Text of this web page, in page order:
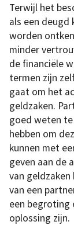
Terwijl het
als een deugd
worden
minder
de financiële
termen zijn
gaat om het
geldzaken.
goed weten
hebben om
kunnen met
geven aan de
van geldzaken
van een
een begroting
oplossing zijn.